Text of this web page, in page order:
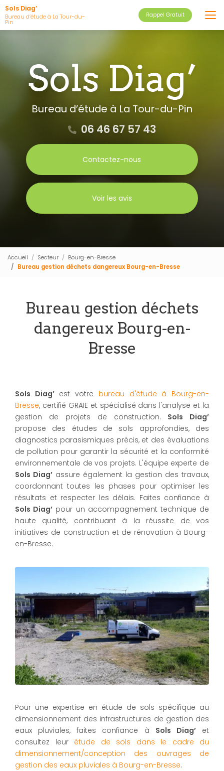
Aller
au
contenu
Sols Diag’
Bureau d’étude à La Tour-du-
Pin
Rappel Gratuit
Bureau d’étude à La Tour-du-Pin
06 46 67 57 43
Contactez-nous
Voir les avis
Accueil Secteur
Bourg-en-Bresse
Bureau gestion déchets dangereux Bourg-en-Bresse
Bureau gestion déchets
dangereux Bourg-en-
Bresse
Sols Diag’est votre bureau d'étude à Bourg-en-
Bresse, certifié GRAIE et spécialisé dans l'analyse et la
gestion de projets de construction. Sols Diag’
propose des études de sols approfondies, des
diagnostics parasismiques précis, et des évaluations
de pollution pour garantir la sécurité et la conformité
environnementale de vos projets. L'équipe experte de
Sols Diag’ assure également la gestion des travaux,
coordonnant toutes les phases pour optimiser les
résultats et respecter les délais. Faites confiance à
Sols Diag’ pour un accompagnement technique de
haute qualité, contribuant à la réussite de vos
initiatives de construction et de rénovation à Bourg-
en-Bresse.
Pour une expertise en étude de sols spécifique au
dimensionnement des infrastructures de gestion des
eaux pluviales, faites confiance à Sols Diag’et
consultez leur étude de sols dans le cadre du
dimensionnement/conception des ouvrages de
gestion des eaux pluviales à Bourg-en-Bresse.